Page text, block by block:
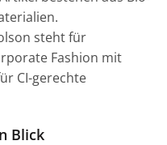
steht für
Fashion mit
CI-gerechte
Blick